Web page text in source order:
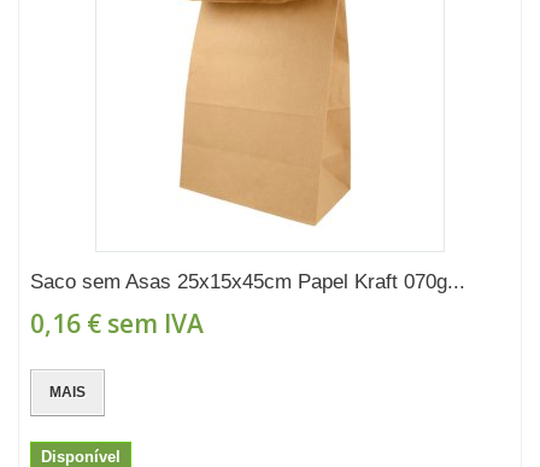
Saco sem Asas 25x15x45cm Papel Kraft 070g...
0,16 € sem IVA
MAIS
Disponível